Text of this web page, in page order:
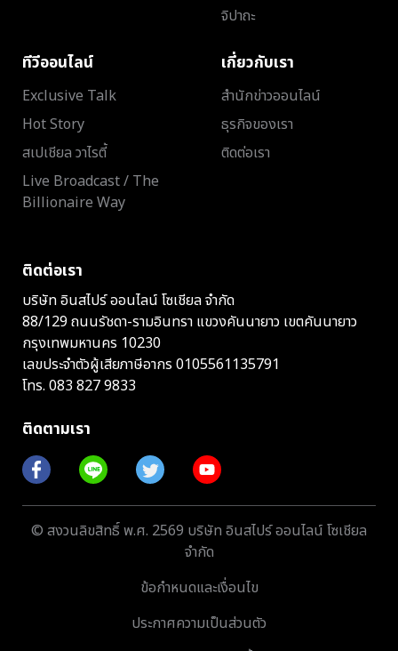
จิปาถะ
ทีวีออนไลน์
Exclusive Talk
Hot Story
สเปเชียล วาไรตี้
Live Broadcast / The
Billionaire Way
เกี่ยวกับเรา
สำนักข่าวออนไลน์
ธุรกิจของเรา
ติดต่อเรา
ติดต่อเรา
บริษัท อินสไปร์ ออนไลน์ โซเชียล จำกัด
88/129 ถนนรัชดา-รามอินทรา แขวงคันนายาว เขตคันนายาว
กรุงเทพมหานคร 10230
เลขประจำตัวผู้เสียภาษีอากร 0105561135791
โทร. 083 827 9833
ติดตามเรา
© สงวนลิขสิทธิ์ พ.ศ. 2569 บริษัท อินสไปร์ ออนไลน์ โซเชียล
จำกัด
ข้อกำหนดและเงื่อนไข
ประกาศความเป็นส่วนตัว